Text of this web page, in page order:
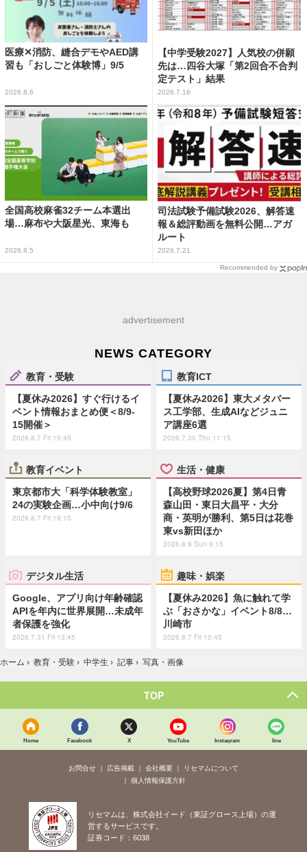
医療✕消防、縫合デモやAED講
習も「おしごと体験博」9/5
2026.8.6
【中学受験2027】人気校の併願
先は…四谷大塚「第2回合不合判
定テスト」結果
2026.7.16
全国高校麻雀32チーム本選出
場…麻布や大阪星光、東海も
2026.8.5
司法試験予備試験2026、解答速
報＆総評動画を無料公開…アガ
ルート
2026.7.21
Recommended by
advertisement
NEWS CATEGORY
教育・受験
【夏休み2026】すぐ行けるイ
ベント情報おまとめ便＜8/9-
15開催＞
2026.8.7 Fri 19:45
教育ICT
【夏休み2026】東大メタバー
ス工学部、生成AIなどジュニ
ア講座6選
2026.7.30 Thu 11:15
教育イベント
東京都市大「科学体験教室」
24の実験企画…小中向け9/6
2026.8.7 Fri 18:15
生活・健康
【高校野球2026夏】第4日青
森山田・東日大昌平・大分
商・英明が勝利、第5日は花巻
東vs新田ほか
2026.8.9 Sun 9:15
デジタル生活
Google、アプリ向け年齢確認
APIを年内に世界展開…未成年
者保護を強化
2026.7.31 Fri 13:45
趣味・娯楽
【夏休み2026】魚に触れて学
ぶ「おさかな」イベント8/8…
川崎市
2026.8.7 Fri 10:45
ホーム › 教育・受験 › 中学生 › 記事 › 写真・画像
TOP
Home Facebook X YouTube Instagram line
お問合せ 広告掲載 会社概要
リセマムについて
個人情報保護方針
リセマムは、株式会社イード（東証グロース上場）の運
営するサービスです。
証券コード：6038